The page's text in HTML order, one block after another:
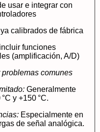
usar e integrar con
calibrados de fábrica
funciones
(amplificación, A/D)
comunes
Generalmente
y +150 °C.
Especialmente en
de señal analógica.